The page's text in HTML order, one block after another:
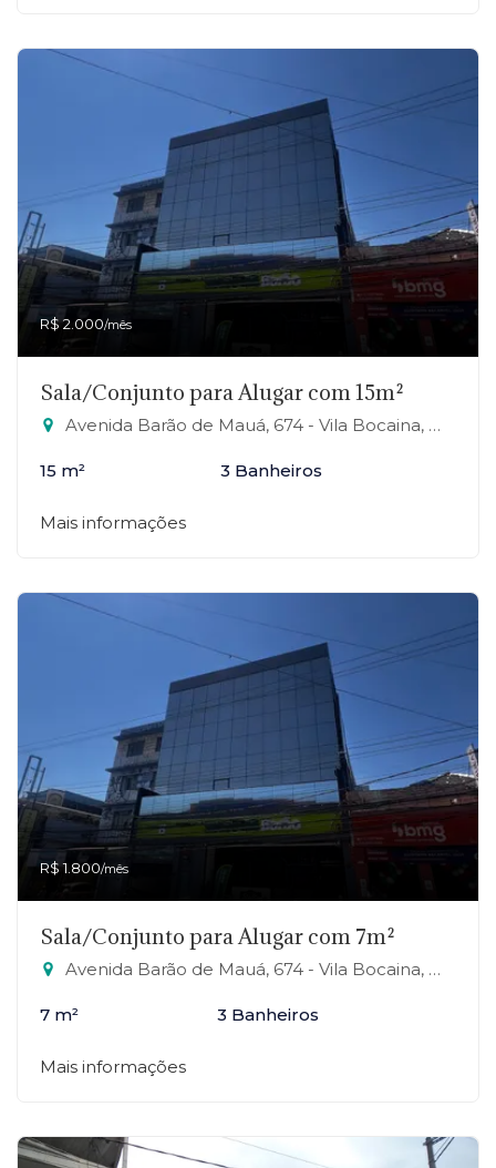
R$ 2.000/mês
Sala/Conjunto para Alugar com 15m²
Avenida Barão de Mauá, 674 - Vila Bocaina, Mauá-SP
15 m² 3 Banheiros
Mais informações
R$ 1.800/mês
Sala/Conjunto para Alugar com 7m²
Avenida Barão de Mauá, 674 - Vila Bocaina, Mauá-SP
7 m² 3 Banheiros
Mais informações